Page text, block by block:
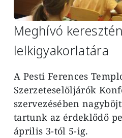
Meghívó
lelkigyakorlatára
A Pesti Ferences
Szerzeteselöljárók
szervezésében
tartunk az érdeklődő
április 3-tól 5-ig.